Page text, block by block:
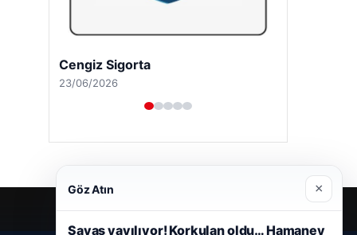
Cengiz Sigorta
23/06/2026
Göz Atın ×
Savaş yayılıyor! Korkulan oldu… Hamaney